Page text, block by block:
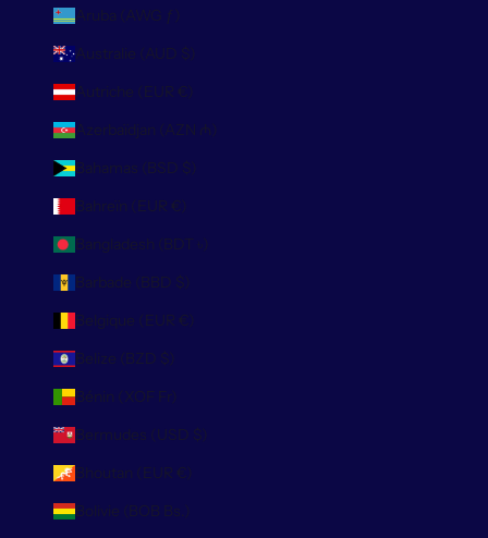
Aruba (AWG ƒ)
Australie (AUD $)
Autriche (EUR €)
Azerbaïdjan (AZN ₼)
Bahamas (BSD $)
Bahreïn (EUR €)
Bangladesh (BDT ৳)
Barbade (BBD $)
Belgique (EUR €)
Belize (BZD $)
Bénin (XOF Fr)
Bermudes (USD $)
Bhoutan (EUR €)
Bolivie (BOB Bs.)